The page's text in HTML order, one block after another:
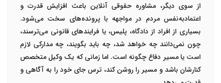
از سوی دیگر، مشاوره حقوقی آنلاین باعث افزایش قدرت و
اعتمادبه‌نفس مردم در مواجهه با پرونده‌های سخت می‌شود.
بسیاری از افراد از دادگاه، پلیس، یا فرایندهای قانونی می‌ترسند،
چون نمی‌دانند چه خواهد شد، چه باید بگویند، چه مدارکی لازم
است یا مسیر دفاع چگونه است. اما زمانی که یک وکیل متخصص
کنارشان باشد و مسیر را روشن کند، ترس جای خود را به آگاهی و